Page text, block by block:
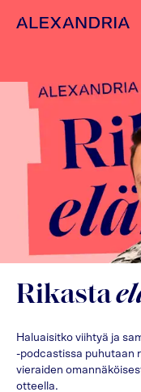
Etusivulle
Rikasta
Haluaisitko viihtyä ja
-podcastissa puhutaan
vieraiden
otteella.